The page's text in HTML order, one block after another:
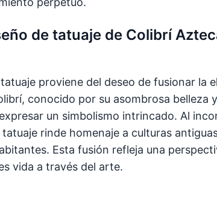
de tatuaje de Colibrí
proviene del deseo de fusionar la
conocido por su asombrosa belleza
un simbolismo intrincado. Al
rinde homenaje a culturas
Esta fusión refleja una
vida a través del arte.